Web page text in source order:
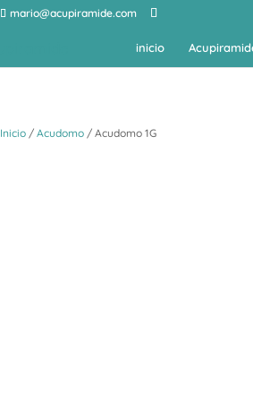
mario@acupiramide.com
inicio
Inicio /Acudomo / Acudomo 1G